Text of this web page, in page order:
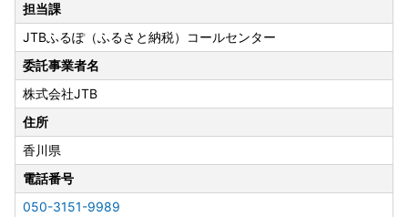
担当課
JTBふるぽ（ふるさと納税）コールセンター
委託事業者名
株式会社JTB
住所
香川県
電話番号
050-3151-9989